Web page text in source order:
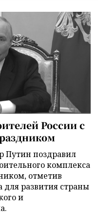
России с
Путин поздравил
комплекса
отметив
для развития страны
и